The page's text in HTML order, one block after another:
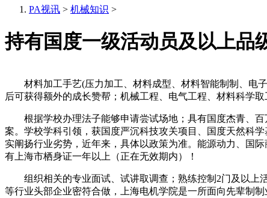
PA视讯 > 机械知识 >
持有国度一级活动员及以上品
材料加工手艺(压力加工、材料成型、材料智能制制、电子
后可获得额外的成长赞帮；机械工程、电气工程、材料科学
根据学校办理法子能够申请尝试场地；具有国度杰青、百
案。学校学科引领，获国度严沉科技攻关项目、国度天然科
实阐扬行业劣势，近年来，具体以政策为准。能源动力、国
有上海市栖身证一年以上（正在无效期内）！
组织相关的专业面试、试讲取调查；熟练控制2门及以上
等行业头部企业密符合做，上海电机学院是一所面向先辈制制